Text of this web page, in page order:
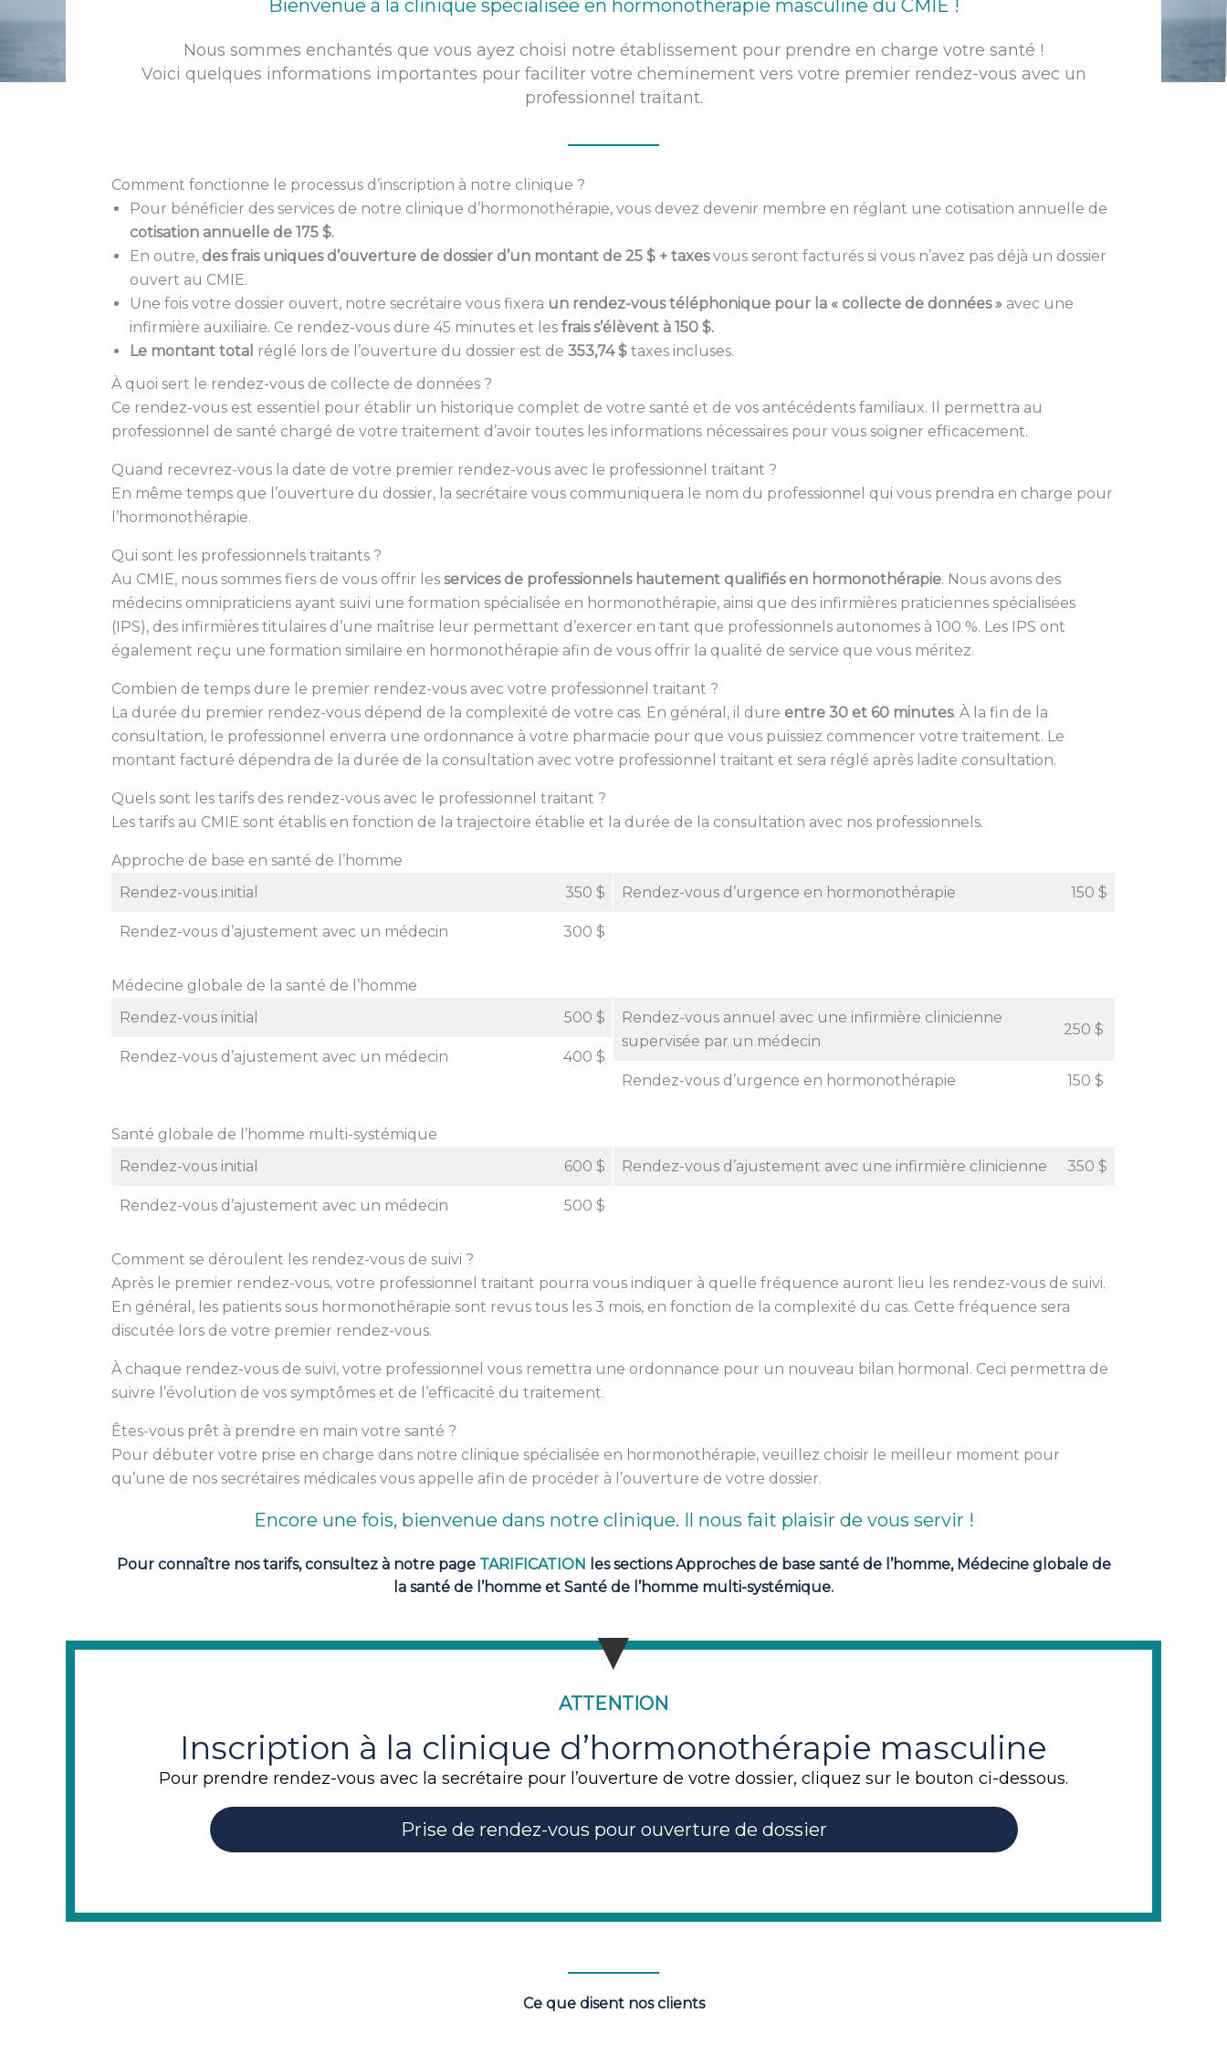
Bienvenue à la clinique spécialisée en hormonothérapie masculine du CMIE !
Nous sommes enchantés que vous ayez choisi notre établissement pour prendre en charge votre santé !
Voici quelques informations importantes pour faciliter votre cheminement vers votre premier rendez-vous avec un
professionnel traitant.
Comment fonctionne le processus d’inscription à notre clinique ?
Pour bénéficier des services de notre clinique d’hormonothérapie, vous devez devenir membre en réglant une cotisation annuelle de
cotisation annuelle de 175 $.
En outre, des frais uniques d’ouverture de dossier d’un montant de 25 $ + taxesvous seront facturés si vous n’avez pas déjà un dossier
ouvert au CMIE.
Une fois votre dossier ouvert, notre secrétaire vous fixera un rendez-vous téléphonique pour la « collecte de données » avec une
infirmière auxiliaire. Ce rendez-vous dure 45 minutes et les frais s’élèvent à 150 $.
Le montant total réglé lors de l’ouverture du dossier est de 353,74 $ taxes incluses.
À quoi sert le rendez-vous de collecte de données ?
Ce rendez-vous est essentiel pour établir un historique complet de votre santé et de vos antécédents familiaux. Il permettra au
professionnel de santé chargé de votre traitement d’avoir toutes les informations nécessaires pour vous soigner efficacement.
Quand recevrez-vous la date de votre premier rendez-vous avec le professionnel traitant ?
En même temps que l’ouverture du dossier, la secrétaire vous communiquera le nom du professionnel qui vous prendra en charge pour
l’hormonothérapie.
Qui sont les professionnels traitants ?
Au CMIE, nous sommes fiers de vous offrir les services de professionnels hautement qualifiés en hormonothérapie. Nous avons des
médecins omnipraticiens ayant suivi une formation spécialisée en hormonothérapie, ainsi que des infirmières praticiennes spécialisées
(IPS), des infirmières titulaires d’une maîtrise leur permettant d’exercer en tant que professionnels autonomes à 100 %. Les IPS ont
également reçu une formation similaire en hormonothérapie afin de vous offrir la qualité de service que vous méritez.
Combien de temps dure le premier rendez-vous avec votre professionnel traitant ?
La durée du premier rendez-vous dépend de la complexité de votre cas. En général, il dure entre 30 et 60 minutes. À la fin de la
consultation, le professionnel enverra une ordonnance à votre pharmacie pour que vous puissiez commencer votre traitement. Le
montant facturé dépendra de la durée de la consultation avec votre professionnel traitant et sera réglé après ladite consultation.
Quels sont les tarifs des rendez-vous avec le professionnel traitant ?
Les tarifs au CMIE sont établis en fonction de la trajectoire établie et la durée de la consultation avec nos professionnels.
Approche de base en santé de l’homme
Rendez-vous initial
350 $
Rendez-vous d’ajustement avec un médecin 300 $
Rendez-vous d’urgence en hormonothérapie
150 $
Médecine globale de la santé de l’homme
Rendez-vous initial
500 $
Rendez-vous d’ajustement avec un médecin 400 $
Rendez-vous annuel avec une infirmière clinicienne
supervisée par un médecin
250 $
Rendez-vous d’urgence en hormonothérapie 150 $
Santé globale de l’homme multi-systémique
Rendez-vous initial
600 $
Rendez-vous d’ajustement avec un médecin 500 $
Rendez-vous d’ajustement avec une infirmière clinicienne
350 $
Comment se déroulent les rendez-vous de suivi ?
Après le premier rendez-vous, votre professionnel traitant pourra vous indiquer à quelle fréquence auront lieu les rendez-vous de suivi.
En général, les patients sous hormonothérapie sont revus tous les 3 mois, en fonction de la complexité du cas. Cette fréquence sera
discutée lors de votre premier rendez-vous.
À chaque rendez-vous de suivi, votre professionnel vous remettra une ordonnance pour un nouveau bilan hormonal. Ceci permettra de
suivre l’évolution de vos symptômes et de l’efficacité du traitement.
Êtes-vous prêt à prendre en main votre santé ?
Pour débuter votre prise en charge dans notre clinique spécialisée en hormonothérapie, veuillez choisir le meilleur moment pour
qu’une de nos secrétaires médicales vous appelle afin de procéder à l’ouverture de votre dossier.
Encore une fois, bienvenue dans notre clinique. Il nous fait plaisir de vous servir !
Pour connaître nos tarifs, consultez à notre page TARIFICATION les sections Approches de base santé de l’homme, Médecine globale de
la santé de l’homme et Santé de l’homme multi-systémique.
ATTENTION
Inscription à la clinique d’hormonothérapie masculine
Pour prendre rendez-vous avec la secrétaire pour l’ouverture de votre dossier, cliquez sur le bouton ci-dessous.
Prise de rendez-vous pour ouverture de dossier
Ce que disent nos clients